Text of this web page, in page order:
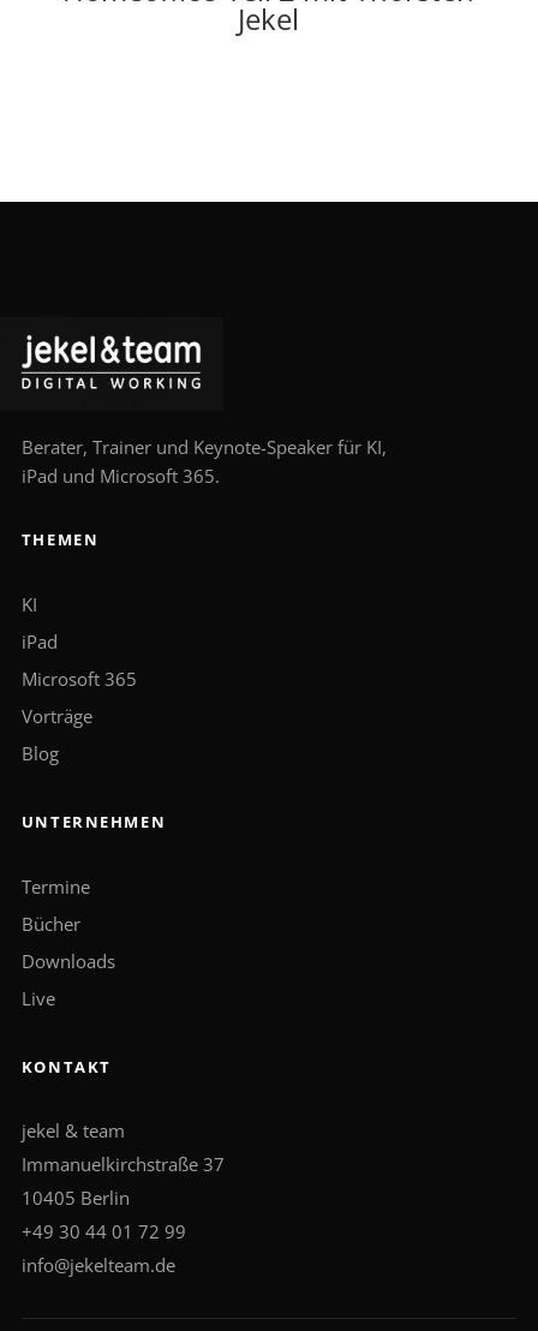
Jekel
Berater, Trainer und Keynote-Speaker für KI,
iPad und Microsoft 365.
THEMEN
KI
iPad
Microsoft 365
Vorträge
Blog
UNTERNEHMEN
Termine
Bücher
Downloads
Live
KONTAKT
jekel & team
Immanuelkirchstraße 37
10405 Berlin
+49 30 44 01 72 99
info@jekelteam.de